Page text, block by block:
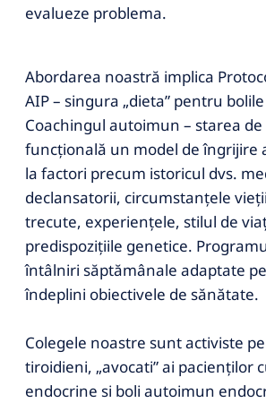
evalueze problema.
Abordarea noastră implica
AIP – singura „dieta” pentru
Coachingul autoimun – starea de
funcțională un model de îngrijire
la factori precum istoricul dvs.
declansatorii, circumstanțele
trecute, experiențele, stilul de
predispozițiile genetice.
întâlniri săptămânale adaptate
îndeplini obiectivele de sănătate.
Colegele noastre sunt activiste
tiroidieni, „avocati” ai pacienților
endocrine si boli autoimun